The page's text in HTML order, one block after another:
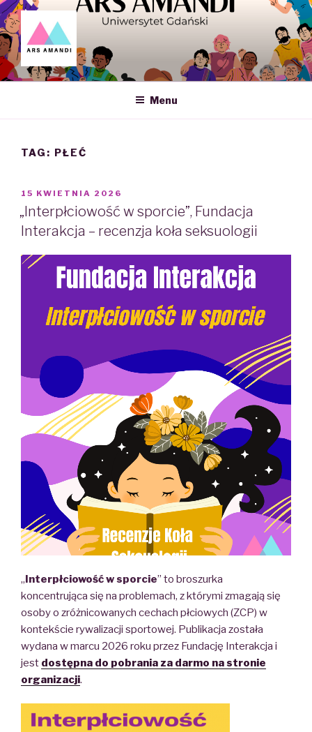
Skip
to
content
ARS AMANDI – NAUKOWE
KOŁO SEKSUOLOGII UG
Menu
TAG: PŁEĆ
POSTED
ON
15 KWIETNIA 2026
„Interpłciowość w sporcie”, Fundacja
Interakcja – recenzja koła seksuologii
„Interpłciowość w sporcie” to broszurka
koncentrująca się na problemach, z którymi zmagają się
osoby o zróżnicowanych cechach płciowych (ZCP) w
kontekście rywalizacji sportowej. Publikacja została
wydana w marcu 2026 roku przez Fundację Interakcja i
jest dostępna do pobrania za darmo na stronie
organizacji.